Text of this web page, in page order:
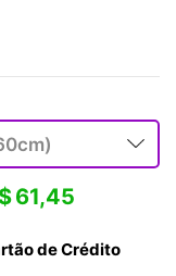
61,45
de Crédito